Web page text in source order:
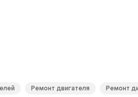
Ремонт двигателя Ремонт